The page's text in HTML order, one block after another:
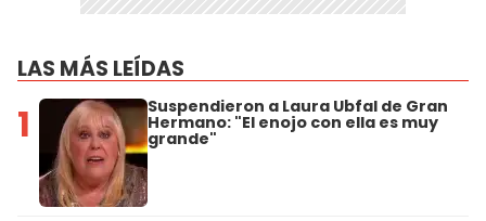
LAS MÁS LEÍDAS
1 Suspendieron a Laura Ubfal de Gran
Hermano: "El enojo con ella es muy
grande"